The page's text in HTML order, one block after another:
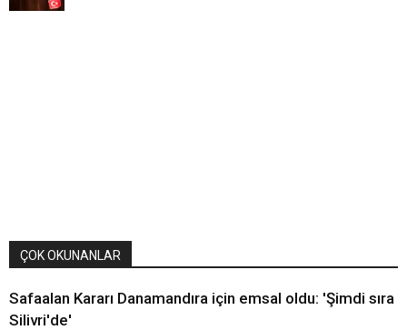
ÇOK OKUNANLAR
Safaalan Kararı Danamandıra için emsal oldu: 'Şimdi sıra
Silivri'de'